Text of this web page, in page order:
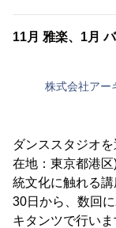
11月 雅楽、1月
株式会社アー
ダンススタジオ
在地：東京都港
統文化に触れる
30日から、数回
キタンツで行いま